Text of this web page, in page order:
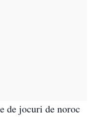
de jocuri de noroc